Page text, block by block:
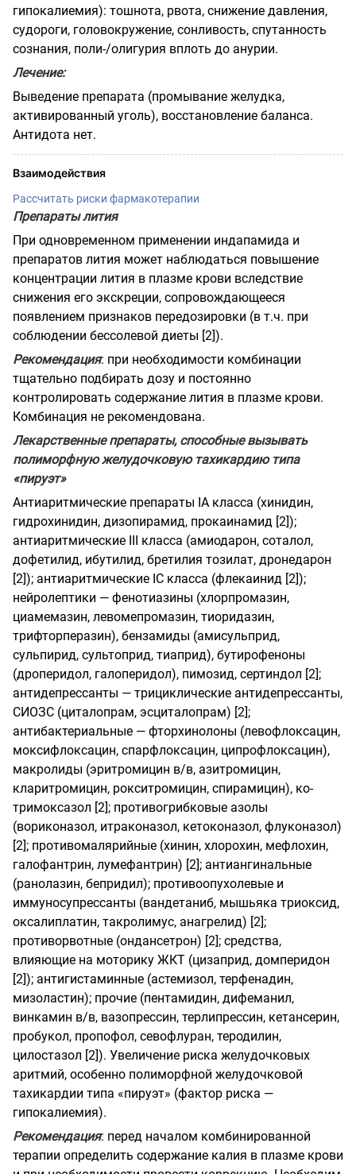
гипокалиемия): тошнота, рвота, снижение давления,
судороги, головокружение, сонливость, спутанность
сознания, поли-/олигурия вплоть до анурии.
Лечение:
Выведение препарата (промывание желудка,
активированный уголь), восстановление баланса.
Антидота нет.
Взаимодействия
Рассчитать риски фармакотерапии
Препараты лития
При одновременном применении индапамида и
препаратов лития может наблюдаться повышение
концентрации лития в плазме крови вследствие
снижения его экскреции, сопровождающееся
появлением признаков передозировки (в т.ч. при
соблюдении бессолевой диеты [2]).
Рекомендация: при необходимости комбинации
тщательно подбирать дозу и постоянно
контролировать содержание лития в плазме крови.
Комбинация не рекомендована.
Лекарственные препараты, способные вызывать
полиморфную желудочковую тахикардию типа
«пируэт»
Антиаритмические препараты IA класса (хинидин,
гидрохинидин, дизопирамид, прокаинамид [2]);
антиаритмические III класса (амиодарон, соталол,
дофетилид, ибутилид, бретилия тозилат, дронедарон
[2]); антиаритмические IC класса (флекаинид [2]);
нейролептики — фенотиазины (хлорпромазин,
циамемазин, левомепромазин, тиоридазин,
трифторперазин), бензамиды (амисульприд,
сульпирид, сультоприд, тиаприд), бутирофеноны
(дроперидол, галоперидол), пимозид, сертиндол [2];
антидепрессанты — трициклические антидепрессанты,
СИОЗС (циталопрам, эсциталопрам) [2];
антибактериальные — фторхинолоны (левофлоксацин,
моксифлоксацин, спарфлоксацин, ципрофлоксацин),
макролиды (эритромицин в/в, азитромицин,
кларитромицин, рокситромицин, спирамицин), ко-
тримоксазол [2]; противогрибковые азолы
(вориконазол, итраконазол, кетоконазол, флуконазол)
[2]; противомалярийные (хинин, хлорохин, мефлохин,
галофантрин, лумефантрин) [2]; антиангинальные
(ранолазин, бепридил); противоопухолевые и
иммуносупрессанты (вандетаниб, мышьяка триоксид,
оксалиплатин, такролимус, анагрелид) [2];
противорвотные (ондансетрон) [2]; средства,
влияющие на моторику ЖКТ (цизаприд, домперидон
[2]); антигистаминные (астемизол, терфенадин,
мизоластин); прочие (пентамидин, дифеманил,
винкамин в/в, вазопрессин, терлипрессин, кетансерин,
пробукол, пропофол, севофлуран, теродилин,
цилостазол [2]). Увеличение риска желудочковых
аритмий, особенно полиморфной желудочковой
тахикардии типа «пируэт» (фактор риска —
гипокалиемия).
Рекомендация: перед началом комбинированной
терапии определить содержание калия в плазме крови